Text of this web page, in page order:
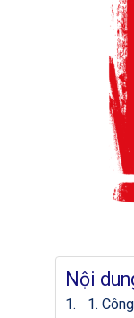
Nội
1.